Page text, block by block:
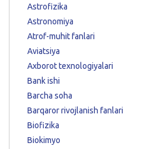
Astrofizika
Astronomiya
Atrof-muhit fanlari
Aviatsiya
Axborot texnologiyalari
Bank ishi
Barcha soha
Barqaror rivojlanish fanlari
Biofizika
Biokimyo